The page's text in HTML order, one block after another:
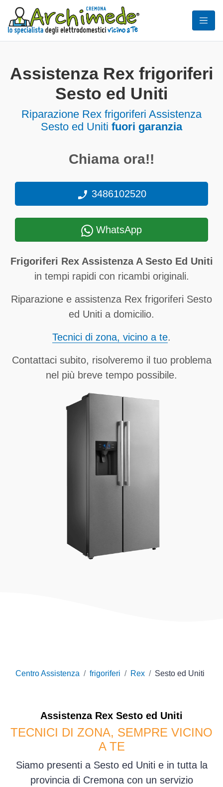
Assistenza Rex frigoriferi
Sesto ed Uniti
Riparazione Rex frigoriferi Assistenza
Sesto ed Uniti fuori garanzia
Chiama ora!!
3486102520
WhatsApp
Frigoriferi Rex Assistenza A Sesto Ed Uniti
in tempi rapidi con ricambi originali.
Riparazione e assistenza Rex frigoriferi Sesto
ed Uniti a domicilio.
Tecnici di zona, vicino a te.
Contattaci subito, risolveremo il tuo problema
nel più breve tempo possibile.
Centro Assistenza frigoriferi Rex Sesto ed Uniti
Assistenza Rex Sesto ed Uniti
TECNICI DI ZONA, SEMPRE VICINO
A TE
Siamo presenti a Sesto ed Uniti e in tutta la
provincia di Cremona con un servizio